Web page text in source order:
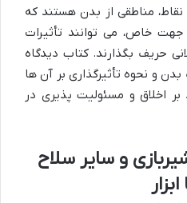
نقاط، مناطقی از بدن هستند که
خاص، می توانند تأثیرات
حریف بگذارند. کتاب دیدگاه
و نحوه تأثیرگذاری بر آن ها
بر اخلاق و مسئولیت پذیری در
و سایر سلاح